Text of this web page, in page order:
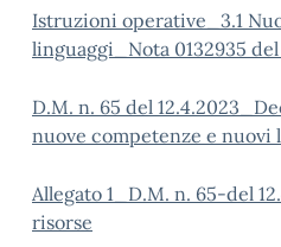
Istruzioni operative_3.1
linguaggi_Nota 0132935 del
D.M. n. 65 del
nuove competenze e nuovi
Allegato 1_D.M. n. 65-del
risorse